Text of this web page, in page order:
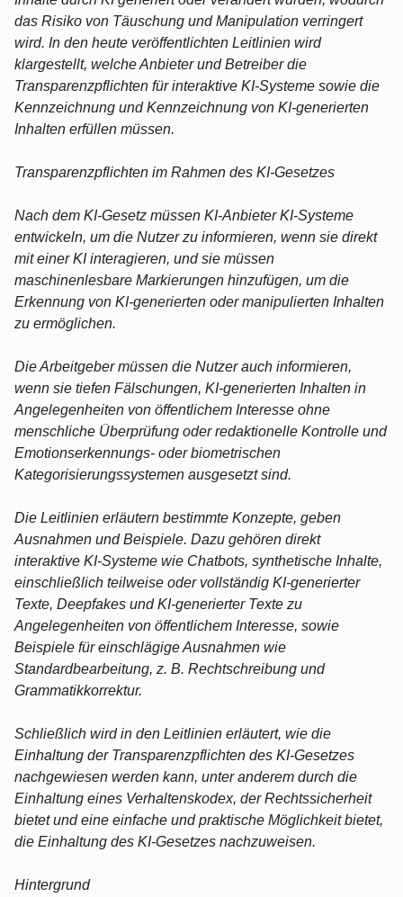
das Risiko von Täuschung und Manipulation verringert
wird. In den heute veröffentlichten Leitlinien wird
klargestellt, welche Anbieter und Betreiber die
Transparenzpflichten für interaktive KI-Systeme sowie die
Kennzeichnung und Kennzeichnung von KI-generierten
Inhalten erfüllen müssen.
Transparenzpflichten im Rahmen des KI-Gesetzes
Nach dem KI-Gesetz müssen KI-Anbieter KI-Systeme
entwickeln, um die Nutzer zu informieren, wenn sie direkt
mit einer KI interagieren, und sie müssen
maschinenlesbare Markierungen hinzufügen, um die
Erkennung von KI-generierten oder manipulierten Inhalten
zu ermöglichen.
Die Arbeitgeber müssen die Nutzer auch informieren,
wenn sie tiefen Fälschungen, KI-generierten Inhalten in
Angelegenheiten von öffentlichem Interesse ohne
menschliche Überprüfung oder redaktionelle Kontrolle und
Emotionserkennungs- oder biometrischen
Kategorisierungssystemen ausgesetzt sind.
Die Leitlinien erläutern bestimmte Konzepte, geben
Ausnahmen und Beispiele. Dazu gehören direkt
interaktive KI-Systeme wie Chatbots, synthetische Inhalte,
einschließlich teilweise oder vollständig KI-generierter
Texte, Deepfakes und KI-generierter Texte zu
Angelegenheiten von öffentlichem Interesse, sowie
Beispiele für einschlägige Ausnahmen wie
Standardbearbeitung, z. B. Rechtschreibung und
Grammatikkorrektur.
Schließlich wird in den Leitlinien erläutert, wie die
Einhaltung der Transparenzpflichten des KI-Gesetzes
nachgewiesen werden kann, unter anderem durch die
Einhaltung eines Verhaltenskodex, der Rechtssicherheit
bietet und eine einfache und praktische Möglichkeit bietet,
die Einhaltung des KI-Gesetzes nachzuweisen.
Hintergrund